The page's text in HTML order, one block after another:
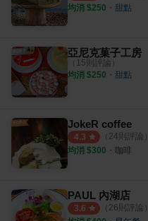
均消 $250 ・ 甜點
亞尼克菓子工房
（ 15則評論）
均消 $250 ・ 甜點
JokeR coffee
4.3 （ 24則評論）
均消 $300 ・ 咖啡
PAUL 內湖店
3.6 （ 26則評論）